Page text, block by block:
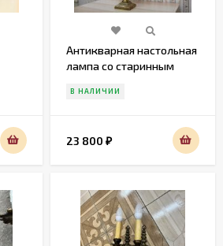
Антикварная настольная
лампа со старинным
В НАЛИЧИИ
23 800 ₽